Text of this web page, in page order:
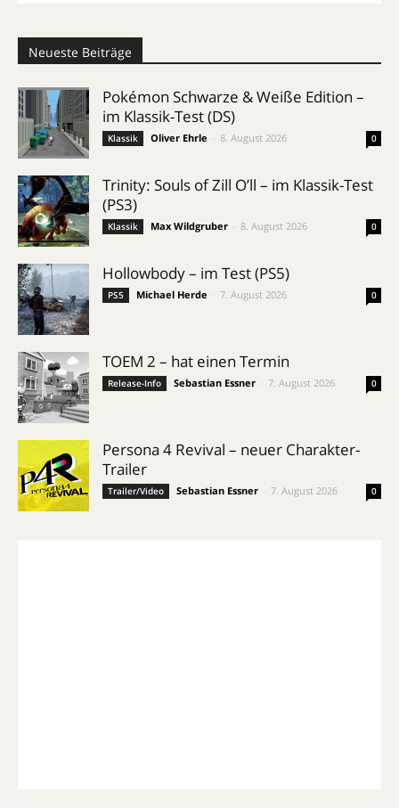
Neueste Beiträge
Pokémon Schwarze & Weiße Edition –
im Klassik-Test (DS)
Klassik Oliver Ehrle 8. August 2026 0
Trinity: Souls of Zill O’ll – im Klassik-Test
(PS3)
Klassik Max Wildgruber 8. August 2026 0
Hollowbody – im Test (PS5)
PS5 Michael Herde 7. August 2026 0
TOEM 2 – hat einen Termin
Release-Info Sebastian Essner 7. August 2026 0
Persona 4 Revival – neuer Charakter-
Trailer
Trailer/Video Sebastian Essner 7. August 2026 0